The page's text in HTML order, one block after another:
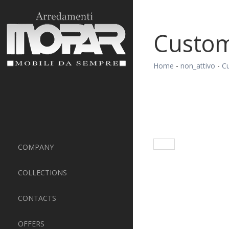
COMPANY
COLLECTIONS
CONTACTS
OFFERS
Home - non_attivo -